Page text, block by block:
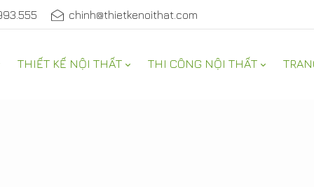
chinh@thietkenoithat.com
THIẾT KẾ NỘI THẤT THI CÔNG NỘI THẤT